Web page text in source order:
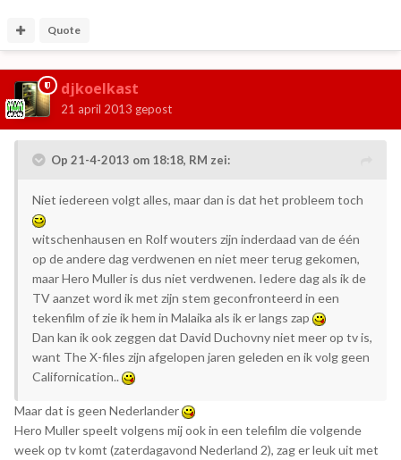
Quote
djkoelkast
21 april 2013 gepost
Op 21-4-2013 om 18:18, RM zei:
Niet iedereen volgt alles, maar dan is dat het probleem toch
witschenhausen en Rolf wouters zijn inderdaad van de één
op de andere dag verdwenen en niet meer terug gekomen,
maar Hero Muller is dus niet verdwenen. Iedere dag als ik de
TV aanzet word ik met zijn stem geconfronteerd in een
tekenfilm of zie ik hem in Malaika als ik er langs zap
Dan kan ik ook zeggen dat David Duchovny niet meer op tv is,
want The X-files zijn afgelopen jaren geleden en ik volg geen
Californication..
Maar dat is geen Nederlander
Hero Muller speelt volgens mij ook in een telefilm die volgende
week op tv komt (zaterdagavond Nederland 2), zag er leuk uit met